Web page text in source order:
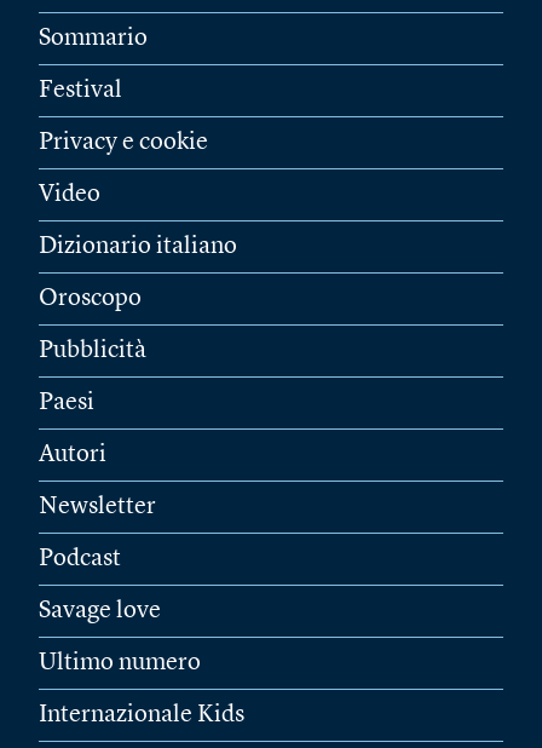
Sommario
Festival
Privacy e cookie
Video
Dizionario italiano
Oroscopo
Pubblicità
Paesi
Autori
Newsletter
Podcast
Savage love
Ultimo numero
Internazionale Kids